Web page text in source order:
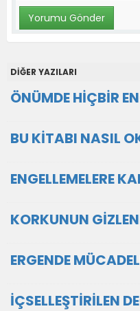
DİĞER YAZILARI
ÖNÜMDE HİÇBİR
BU KİTABI NASIL
ENGELLEMELERE
KORKUNUN
ERGENDE
İÇSELLEŞTİRİLEN